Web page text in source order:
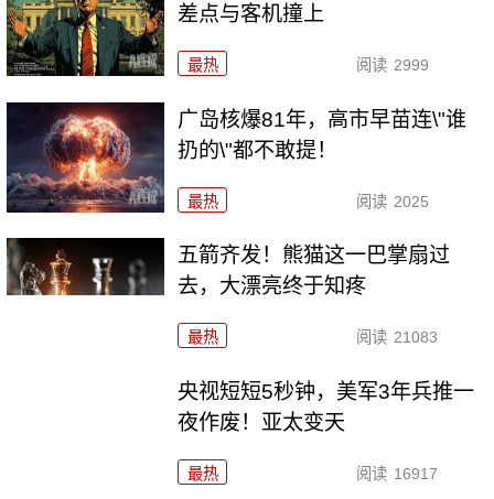
差点与客机撞上
最热 阅读 2999
广岛核爆81年，高市早苗连\"谁
扔的\"都不敢提！
最热 阅读 2025
五箭齐发！熊猫这一巴掌扇过
去，大漂亮终于知疼
最热 阅读 21083
央视短短5秒钟，美军3年兵推一
夜作废！亚太变天
最热 阅读 16917